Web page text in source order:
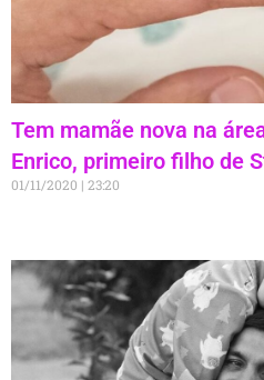
Tem mamãe nova na
Enrico, primeiro filho de
01/11/2020 23:20